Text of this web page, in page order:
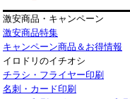
激安商品・キャンペーン
激安商品特集
キャンペーン商品＆お得情報
イロドリのイチオシ
チラシ・フライヤー印刷
名刺・カード印刷